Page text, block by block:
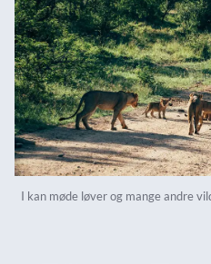
I kan møde løver og mange andre